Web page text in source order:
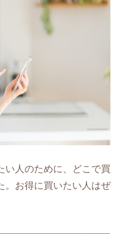
い人のために、どこで買
。お得に買いたい人はぜ